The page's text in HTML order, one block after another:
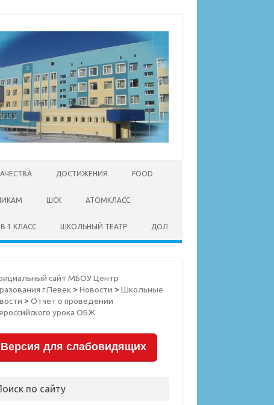
ДОСТИЖЕНИЯ FOOD
ШСК АТОМКЛАСС
1 КЛАСС ШКОЛЬНЫЙ ТЕАТР ДОЛ
сайт МБОУ Центр
г.Певек>Новости >Школьные
>Отчет о проведении
урока ОБЖ
Версия для слабовидящих
по сайту